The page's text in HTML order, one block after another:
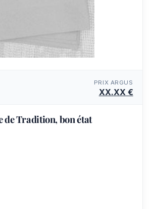
PRIX ARGUS
XX.XX €
de Tradition, bon état